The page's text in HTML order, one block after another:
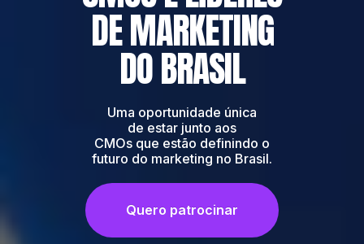
DE MARKETING
DO BRASIL
Uma oportunidade única
de estar junto aos
CMOs que estão definindo o
futuro do marketing no Brasil.
Quero patrocinar